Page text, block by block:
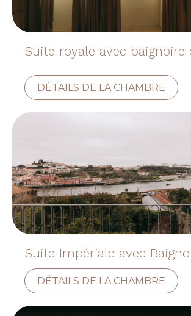
Suite royale avec baignoire
DÉTAILS DE LA CHAMBRE
Suite Impériale avec
DÉTAILS DE LA CHAMBRE